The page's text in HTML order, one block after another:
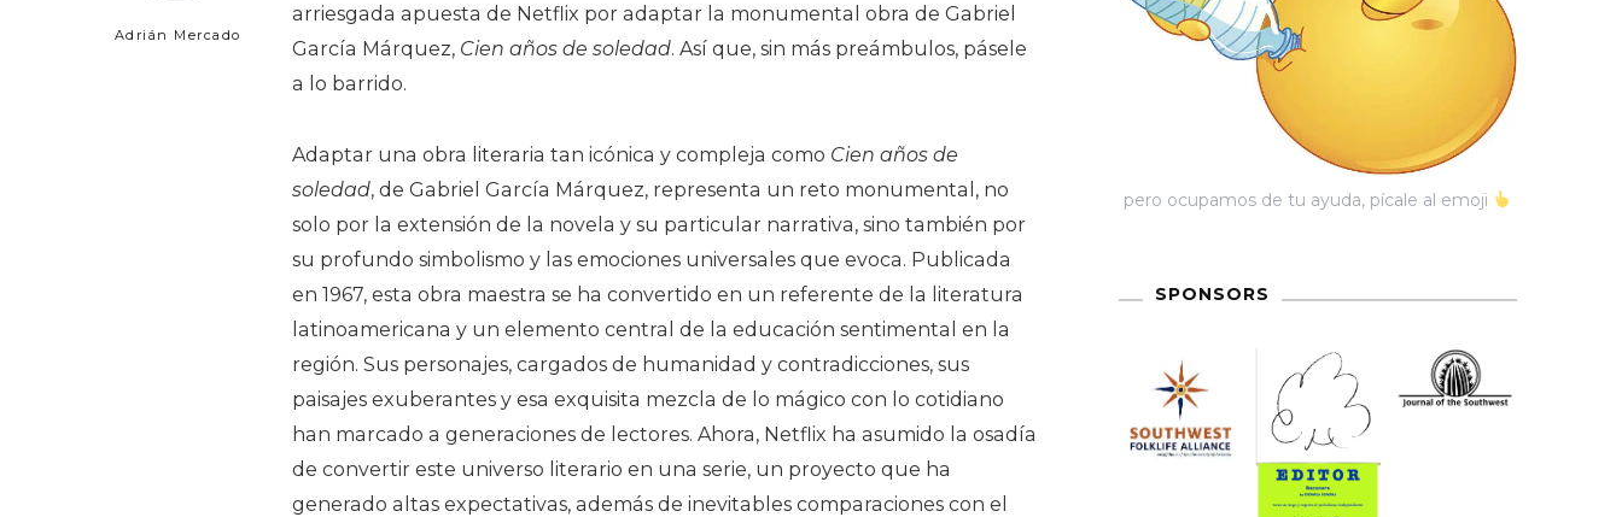
Adrián Mercado
arriesgada apuesta de Netflix por adaptar la monumental obra de Gabriel
García Márquez, Cien años de soledad. Así que, sin más preámbulos, pásele
a lo barrido.
Adaptar una obra literaria tan icónica y compleja como Cien años de
soledad, de Gabriel García Márquez, representa un reto monumental, no
solo por la extensión de la novela y su particular narrativa, sino también por
su profundo simbolismo y las emociones universales que evoca. Publicada
en 1967, esta obra maestra se ha convertido en un referente de la literatura
latinoamericana y un elemento central de la educación sentimental en la
región. Sus personajes, cargados de humanidad y contradicciones, sus
paisajes exuberantes y esa exquisita mezcla de lo mágico con lo cotidiano
han marcado a generaciones de lectores. Ahora, Netflix ha asumido la osadía
de convertir este universo literario en una serie, un proyecto que ha
generado altas expectativas, además de inevitables comparaciones con el
pero ocupamos de tu ayuda, pícale al emoji
SPONSORS